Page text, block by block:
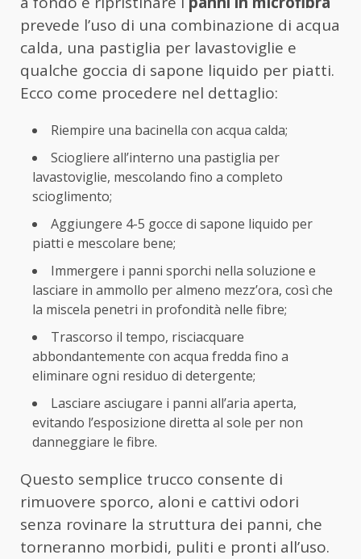
prevede l’uso di una combinazione di acqua
calda, una pastiglia per lavastoviglie e
qualche goccia di sapone liquido per piatti.
Ecco come procedere nel dettaglio:
Riempire una bacinella con acqua calda;
Sciogliere all’interno una pastiglia per
lavastoviglie, mescolando fino a completo
scioglimento;
Aggiungere 4-5 gocce di sapone liquido per
piatti e mescolare bene;
Immergere i panni sporchi nella soluzione e
lasciare in ammollo per almeno mezz’ora, così che
la miscela penetri in profondità nelle fibre;
Trascorso il tempo, risciacquare
abbondantemente con acqua fredda fino a
eliminare ogni residuo di detergente;
Lasciare asciugare i panni all’aria aperta,
evitando l’esposizione diretta al sole per non
danneggiare le fibre.
Questo semplice trucco consente di
rimuovere sporco, aloni e cattivi odori
senza rovinare la struttura dei panni, che
torneranno morbidi, puliti e pronti all’uso.